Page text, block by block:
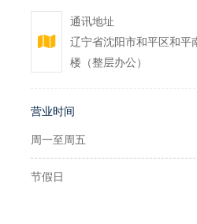
通讯地址
辽宁省沈阳市和平区和平
楼（整层办公）
营业时间
周一至周五
节假日